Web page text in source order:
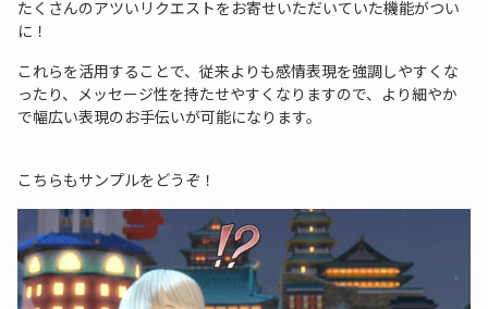
たくさんのアツいリクエストをお寄せいただいていた機能がつい
に！
これらを活用することで、従来よりも感情表現を強調しやすくな
ったり、メッセージ性を持たせやすくなりますので、より細やか
で幅広い表現のお手伝いが可能になります。
こちらもサンプルをどうぞ！